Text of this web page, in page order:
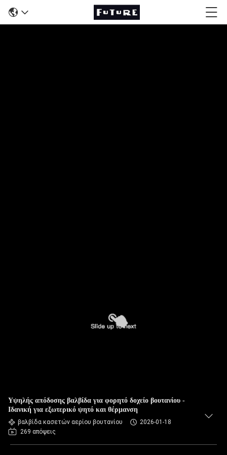
Υψηλής απόδοσης βαλβίδα για φορητό δοχείο βουτανίου -
Ιδανική για εξωτερικό ψητό και θέρμανση
βαλβίδα κασετών αερίου βουτανίου
2026-01-18
269 απόψεις